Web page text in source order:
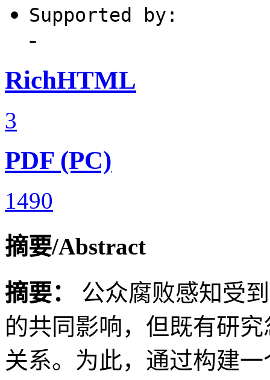
Supported by:
-
RichHTML
3
PDF (PC)
1490
摘要/Abstract
摘要： 公众腐败感知受
的共同影响，但既有研
关系。为此，通过构建